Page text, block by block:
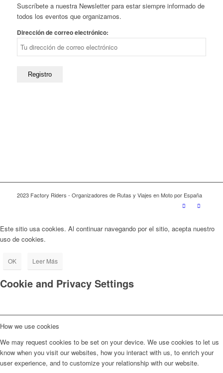
Suscríbete a nuestra Newsletter para estar siempre informado de
todos los eventos que organizamos.
Dirección de correo electrónico:
2023 Factory Riders - Organizadores de Rutas y Viajes en Moto por España
Este sitio usa cookies. Al continuar navegando por el sitio, acepta nuestro
uso de cookies.
OK Leer Más
Cookie and Privacy Settings
How we use cookies
We may request cookies to be set on your device. We use cookies to let us
know when you visit our websites, how you interact with us, to enrich your
user experience, and to customize your relationship with our website.